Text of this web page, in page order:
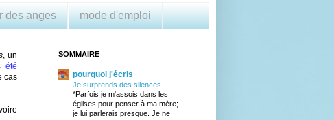
des anges mode d'emploi
, un
été
cas
SOMMAIRE
pourquoi j'écris
Je surprends des silences -
*Parfois je m'assois dans les
églises pour penser à ma mère;
je lui parlerais presque. Je ne